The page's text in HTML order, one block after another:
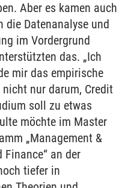
Aber es kamen auch
die Datenanalyse und
im Vordergrund
das. „Ich
mir das empirische
nur darum, Credit
soll zu etwas
möchte im Master
„Management &
an der
tiefer in